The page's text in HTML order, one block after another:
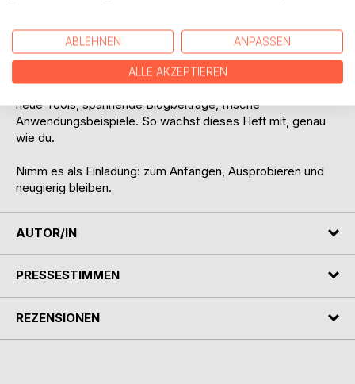
selbstbestimmt.
Und weil KI-Wissen nie stillsteht, findest du im Heft auch
einen QR-Code. Darüber erhältst du regelmäßig Updates:
neue Tools, spannende Blogbeiträge, frische
Anwendungsbeispiele. So wächst dieses Heft mit, genau
wie du.
Nimm es als Einladung: zum Anfangen, Ausprobieren und
neugierig bleiben.
AUTOR/IN
PRESSESTIMMEN
REZENSIONEN
ABLEHNEN ANPASSEN
ALLE AKZEPTIEREN